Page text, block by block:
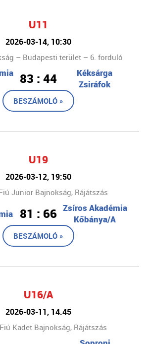
U11
2026-03-14, 10:30
– Budapesti terület – 6. forduló
83 : 44
Kéksárga
Zsiráfok
BESZÁMOLÓ »
U19
2026-03-12, 19:50
Junior Bajnokság, Rájátszás
81 : 66 Zsíros Akadémia
Kőbánya/A
BESZÁMOLÓ »
U16/A
2026-03-11, 14.45
Kadet Bajnokság, Rájátszás